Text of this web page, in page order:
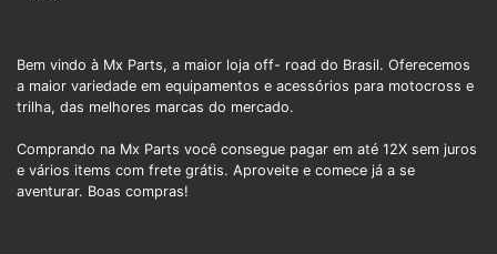
Bem vindo à Mx Parts, a maior loja off- road do Brasil. Oferecemos
a maior variedade em equipamentos e acessórios para motocross e
trilha, das melhores marcas do mercado.
Comprando na Mx Parts você consegue pagar em até 12X sem juros
e vários items com frete grátis. Aproveite e comece já a se
aventurar. Boas compras!